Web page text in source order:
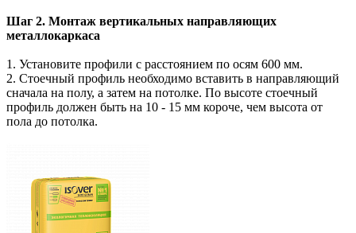
Шаг 2. Монтаж вертикальных направляющих
металлокаркаса
1. Установите профили с расстоянием по осям 600 мм.
2. Стоечный профиль необходимо вставить в направляющий
сначала на полу, а затем на потолке. По высоте стоечный
профиль должен быть на 10 - 15 мм короче, чем высота от
пола до потолка.